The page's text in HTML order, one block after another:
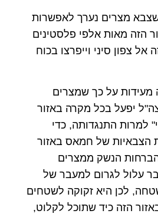
מצרים נערך לאפשרות
הזה מאות אלפי פלסטינים
צפון סיני וייפרצו בכוח
מעידות על כך שמצרים
יפעל בכל מקרה באזור
למרות התנגדותה, כדי
הצבאיות של חמאס באזור
הנשק ממצרים
עלול לגרום למעבר של
לכן היא זקוקה לשטחים
הזה כיד שתוכל לקלוט,